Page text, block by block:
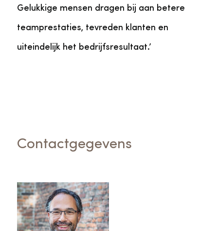
Gelukkige mensen dragen bij aan betere
teamprestaties, tevreden klanten en
uiteindelijk het bedrijfsresultaat.’
Contactgegevens